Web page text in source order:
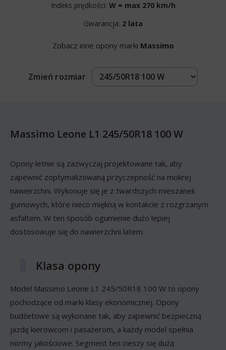
Indeks prędkości: W = max 270 km/h
Gwarancja: 2 lata
Zobacz inne opony marki Massimo
Zmień rozmiar
Massimo Leone L1 245/50R18 100 W
Opony letnie są zazwyczaj projektowane tak, aby
zapewnić zoptymalizowaną przyczepność na mokrej
nawierzchni. Wykonuje się je z twardszych mieszanek
gumowych, które nieco miękną w kontakcie z rozgrzanym
asfaltem. W ten sposób ogumienie dużo lepiej
dostosowuje się do nawierzchni latem.
Klasa opony
Model Massimo Leone L1 245/50R18 100 W to opony
pochodzące od marki klasy ekonomicznej. Opony
budżetowe są wykonane tak, aby zapewnić bezpieczną
jazdę kierowcom i pasażerom, a każdy model spełnia
normy jakościowe. Segment ten cieszy się dużą